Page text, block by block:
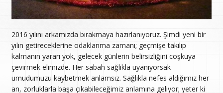
2016 yılını arkamızda bırakmaya hazırlanıyoruz. Şimdi yeni bir
yılın getireceklerine odaklanma zamanı; geçmişe takılıp
kalmanın yararı yok, gelecek günlerin belirsizliğini coşkuya
çevirmek elimizde. Her sabah sağlıkla uyanıyorsak
umudumuzu kaybetmek anlamsız. Sağlıkla nefes aldığımız her
an, zorluklarla başa çıkabileceğimiz anlamına geliyor; yeter ki